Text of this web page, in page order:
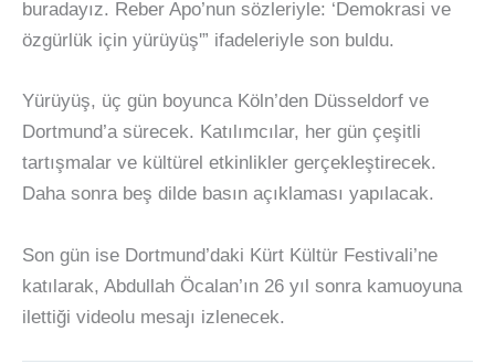
buradayız. Reber Apo’nun sözleriyle: ‘Demokrasi ve
özgürlük için yürüyüş'” ifadeleriyle son buldu.
Yürüyüş, üç gün boyunca Köln’den Düsseldorf ve
Dortmund’a sürecek. Katılımcılar, her gün çeşitli
tartışmalar ve kültürel etkinlikler gerçekleştirecek.
Daha sonra beş dilde basın açıklaması yapılacak.
Son gün ise Dortmund’daki Kürt Kültür Festivali’ne
katılarak, Abdullah Öcalan’ın 26 yıl sonra kamuoyuna
ilettiği videolu mesajı izlenecek.